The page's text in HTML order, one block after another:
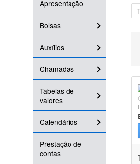
Apresentação
Bolsas
Auxílios
Chamadas
Tabelas de
valores
Calendários
Prestação de
contas